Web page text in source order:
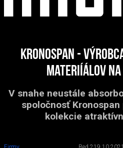
Kronospan -
materiíálov na
V snahe neustále
spoločnosť
kolekcie